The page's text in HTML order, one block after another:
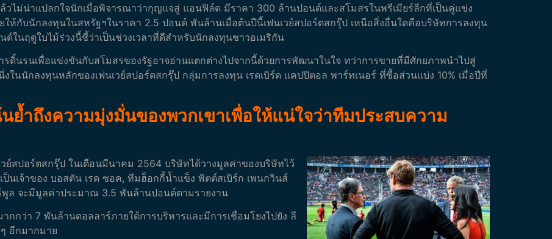
วไม่น่าแปลกใจนักเมื่อพิจารณาว่ากุญแจสู่ แอนฟิล์ด มีราคา 300 ล้านปอนด์และสโมสรในพรีเมียร์ลีกที่เป็นคู่แข่ง
ให้กับนักลงทุนในสหรัฐฯในราคา 2.5 ปอนด์ พันล้านเมื่อต้นปีนี้เฟนเวย์สปอร์ตสกรุ๊ป เหนือสิ่งอื่นใดคือบริษัทการลงทุน
ในฤดูใบไม้ร่วงนี้ชี้ว่าเป็นช่วงเวลาที่ดีสำหรับนักลงทุนชาวอเมริกัน
รดิ้นรนเพื่อแข่งขันกับสโมสรของรัฐอาจอ่านแตกต่างไปจากนี้ด้วยการพัฒนาในใจ ทว่าการขายที่มีศักยภาพนำไปสู่
ในนักลงทุนหลักของเฟนเวย์สปอร์ตสกรุ๊ป กลุ่มการลงทุน เรดเบิร์ด แคปปิตอล พาร์ทเนอร์ ที่ซื้อส่วนแบ่ง 10% เมื่อปีที่
ำถึงความมุ่งมั่นของพวกเขาเพื่อให้แน่ใจว่าทีมประสบความ
วย์สปอร์ตสกรุ๊ป ในเดือนมีนาคม 2564 บริษัทได้วางมูลค่าของบริษัทไว้
นเจ้าของ บอสตัน เรด ซอค, ทีมฮ็อกกี้น้ำแข็ง พิตต์สเบิร์ก เพนกวินส์
พูล จะมีมูลค่าประมาณ 3.5 พันล้านปอนด์ตามรายงาน
กกว่า 7 พันล้านดอลลาร์ภายใต้การบริหารและมีการเชื่อมโยงไปยัง ลี
อีกมากมาย